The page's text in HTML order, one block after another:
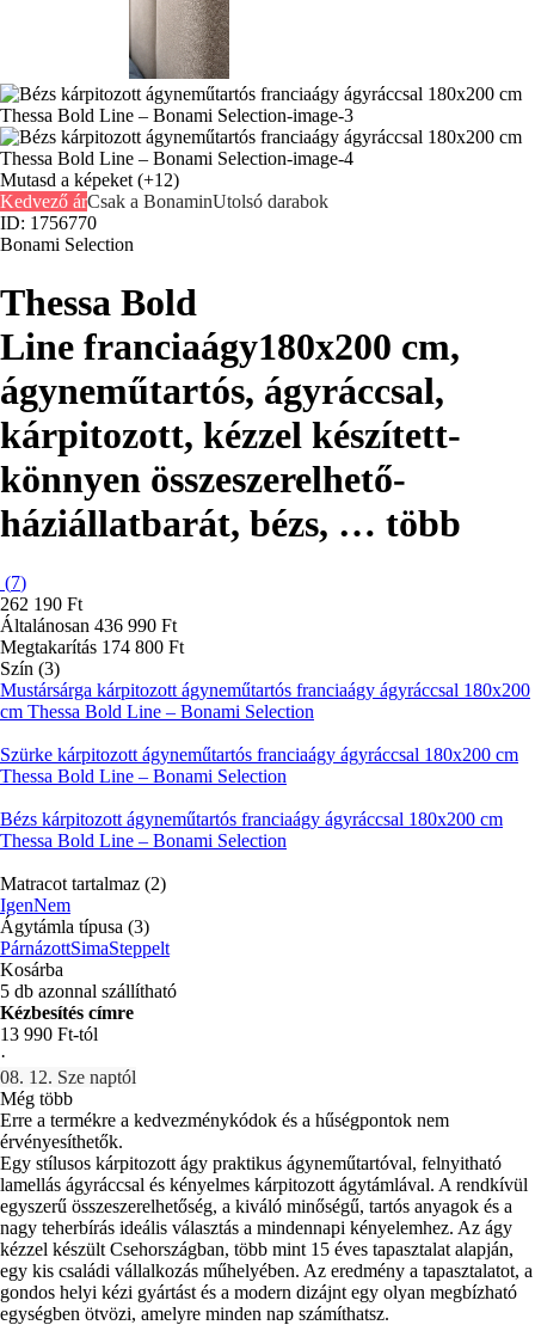
Mutasd a képeket (+12)
Kedvező árCsak a BonaminUtolsó darabok
ID: 1756770
Bonami Selection
Thessa Bold
Line franciaágy180x200 cm,
ágyneműtartós, ágyráccsal,
kárpitozott, kézzel készített-
könnyen összeszerelhető-
háziállatbarát, bézs, … több
(7)
262 190 Ft
Általánosan 436 990 Ft
Megtakarítás 174 800 Ft
Szín (3)
Mustársárga kárpitozott ágyneműtartós franciaágy ágyráccsal 180x200
cm Thessa Bold Line – Bonami Selection
Szürke kárpitozott ágyneműtartós franciaágy ágyráccsal 180x200 cm
Thessa Bold Line – Bonami Selection
Bézs kárpitozott ágyneműtartós franciaágy ágyráccsal 180x200 cm
Thessa Bold Line – Bonami Selection
Matracot tartalmaz (2)
IgenNem
Ágytámla típusa (3)
PárnázottSimaSteppelt
Kosárba
5 db azonnal szállítható
Kézbesítés címre
13 990 Ft-tól
·
08. 12. Sze naptól
Még több
Erre a termékre a kedvezménykódok és a hűségpontok nem
érvényesíthetők.
Egy stílusos kárpitozott ágy praktikus ágyneműtartóval, felnyitható
lamellás ágyráccsal és kényelmes kárpitozott ágytámlával. A rendkívül
egyszerű összeszerelhetőség, a kiváló minőségű, tartós anyagok és a
nagy teherbírás ideális választás a mindennapi kényelemhez. Az ágy
kézzel készült Csehországban, több mint 15 éves tapasztalat alapján,
egy kis családi vállalkozás műhelyében. Az eredmény a tapasztalatot, a
gondos helyi kézi gyártást és a modern dizájnt egy olyan megbízható
egységben ötvözi, amelyre minden nap számíthatsz.